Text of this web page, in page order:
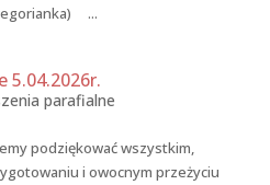
...
5.04.2026r.
parafialne
podziękować wszystkim,
i owocnym przeżyciu